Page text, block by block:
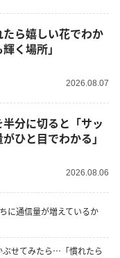
たら嬉しい花でわか
く場所」
2026.08.07
分に切ると「サッ
ひと目でわかる」
2026.08.06
に通信量が増えているか
ぶせてみたら…「慣れたら